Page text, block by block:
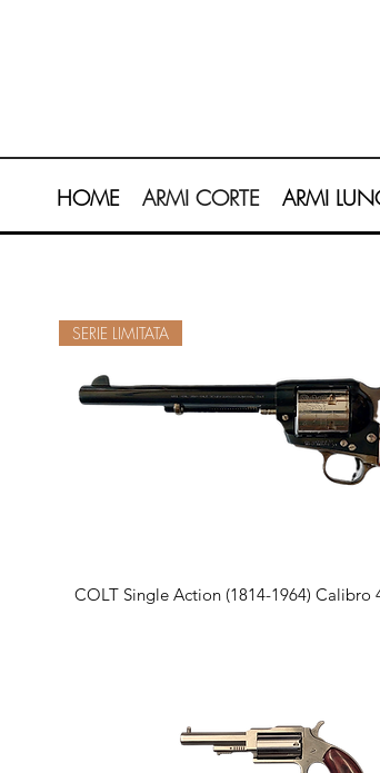
HOME ARMI CORTE ARMI
Vista rapida
SERIE LIMITATA
COLT Single Action (1814-1964) Calibro